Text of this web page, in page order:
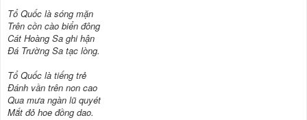
Tổ Quốc là sóng mặn
Trên cồn cào biển đông
Cát Hoàng Sa ghi hận
Đá Trường Sa tạc lòng.
Tổ Quốc là tiếng trẻ
Đánh vần trên non cao
Qua mưa ngàn lũ quyét
Mắt đỏ hoe đồng dao.